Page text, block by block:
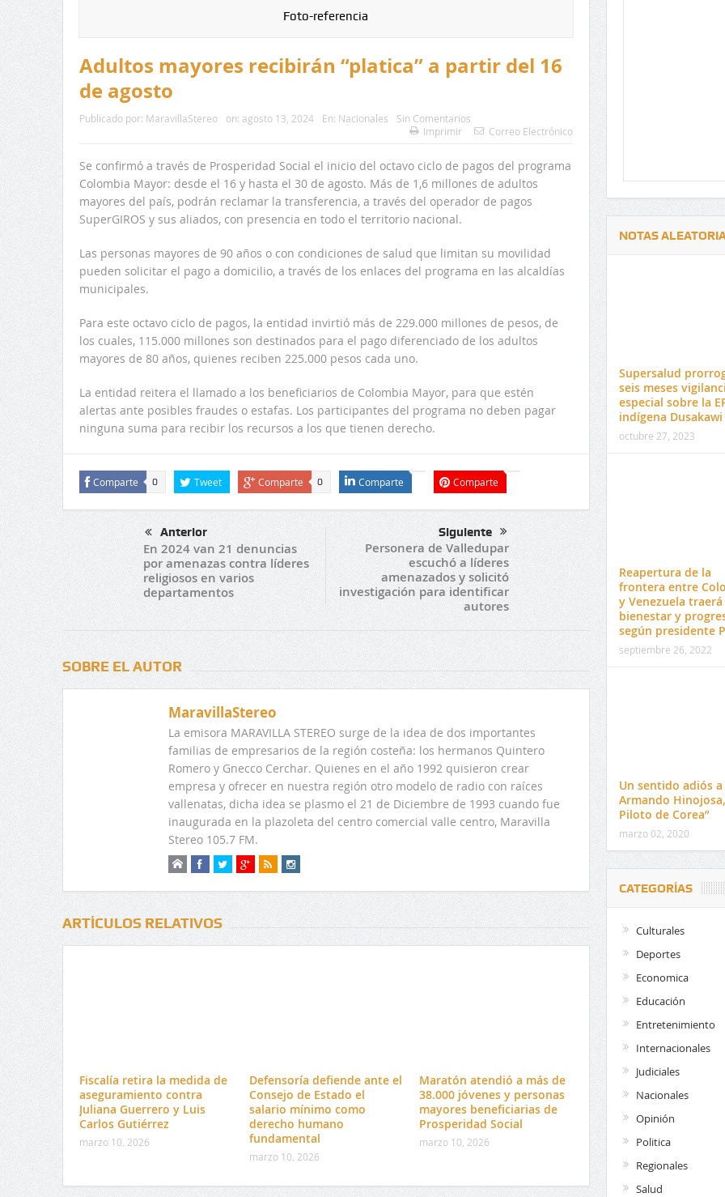
Foto-referencia
Adultos mayores recibirán “platica” a partir del 16
de agosto
Publicado por: MaravillaStereo on: agosto 13, 2024 En: Nacionales
Sin Comentarios
Imprimir
Correo Electrónico
Se confirmó a través de Prosperidad Social el inicio del octavo ciclo de pagos del programa
Colombia Mayor: desde el 16 y hasta el 30 de agosto. Más de 1,6 millones de adultos
mayores del país, podrán reclamar la transferencia, a través del operador de pagos
SuperGIROS y sus aliados, con presencia en todo el territorio nacional.
Las personas mayores de 90 años o con condiciones de salud que limitan su movilidad
pueden solicitar el pago a domicilio, a través de los enlaces del programa en las alcaldías
municipales.
Para este octavo ciclo de pagos, la entidad invirtió más de 229.000 millones de pesos, de
los cuales, 115.000 millones son destinados para el pago diferenciado de los adultos
mayores de 80 años, quienes reciben 225.000 pesos cada uno.
La entidad reitera el llamado a los beneficiarios de Colombia Mayor, para que estén
alertas ante posibles fraudes o estafas. Los participantes del programa no deben pagar
ninguna suma para recibir los recursos a los que tienen derecho.
Comparte 0 Tweet Comparte 0 Comparte Comparte
Anterior
En 2024 van 21 denuncias
por amenazas contra líderes
religiosos en varios
departamentos
Siguiente
Personera de Valledupar
escuchó a líderes
amenazados y solicitó
investigación para identificar
autores
SOBRE EL AUTOR
MaravillaStereo
La emisora MARAVILLA STEREO surge de la idea de dos importantes
familias de empresarios de la región costeña: los hermanos Quintero
Romero y Gnecco Cerchar. Quienes en el año 1992 quisieron crear
empresa y ofrecer en nuestra región otro modelo de radio con raíces
vallenatas, dicha idea se plasmo el 21 de Diciembre de 1993 cuando fue
inaugurada en la plazoleta del centro comercial valle centro, Maravilla
Stereo 105.7 FM.
ARTÍCULOS RELATIVOS
Fiscalía retira la medida de
aseguramiento contra
Juliana Guerrero y Luis
Carlos Gutiérrez
marzo 10, 2026
Defensoría defiende ante el
Consejo de Estado el
salario mínimo como
derecho humano
fundamental
marzo 10, 2026
Maratón atendió a más de
38.000 jóvenes y personas
mayores beneficiarias de
Prosperidad Social
marzo 10, 2026
NOTAS
Supersalud
seis meses
especial sobre la
indígena Dusakawi
octubre 27, 2023
Reapertura de la
frontera entre
y Venezuela traerá
bienestar y
según presidente
septiembre 26, 2022
Un sentido adiós a
Armando Hinojosa,
Piloto de Corea”
marzo 02, 2020
CATEGORÍAS
Culturales
Deportes
Economica
Educación
Entretenimiento
Internacionales
Judiciales
Nacionales
Opinión
Politica
Regionales
Salud
Delwin Jiménez, nuevo Contralor
Departamental del Cesar
El 17 de enero vence
venta de pines para
preuniversitario de la